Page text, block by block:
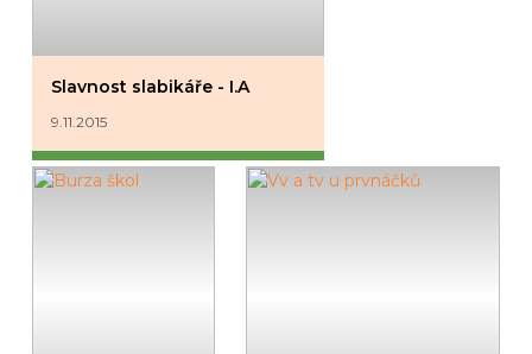
Slavnost slabikáře - I.A
9.11.2015